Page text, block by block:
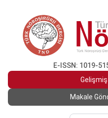
E-ISSN: 1019-
Makale